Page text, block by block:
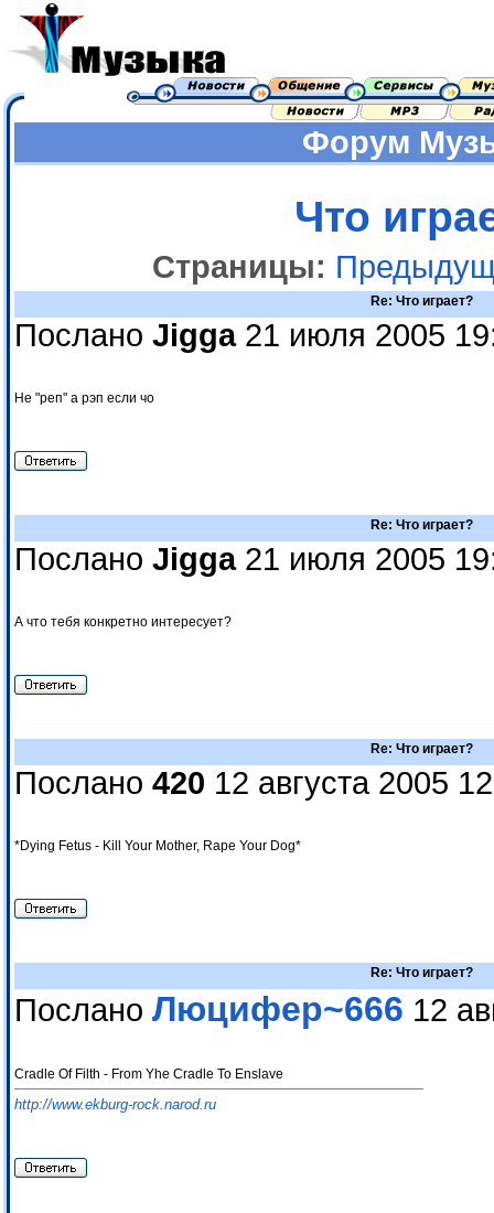
Форум
Что
Страницы:
Re: Что играет?
Послано Jigga21 июля 2005
Не "реп" а рэп если чо
Re: Что играет?
Послано Jigga21 июля 2005
А что тебя конкретно интересует?
Re: Что играет?
Послано 420 12 августа 2005
*Dying Fetus - Kill Your Mother, Rape Your Dog*
Re: Что играет?
Послано Люцифер~666 12
Cradle Of Filth - From Yhe Cradle To Enslave
http://www.ekburg-rock.narod.ru